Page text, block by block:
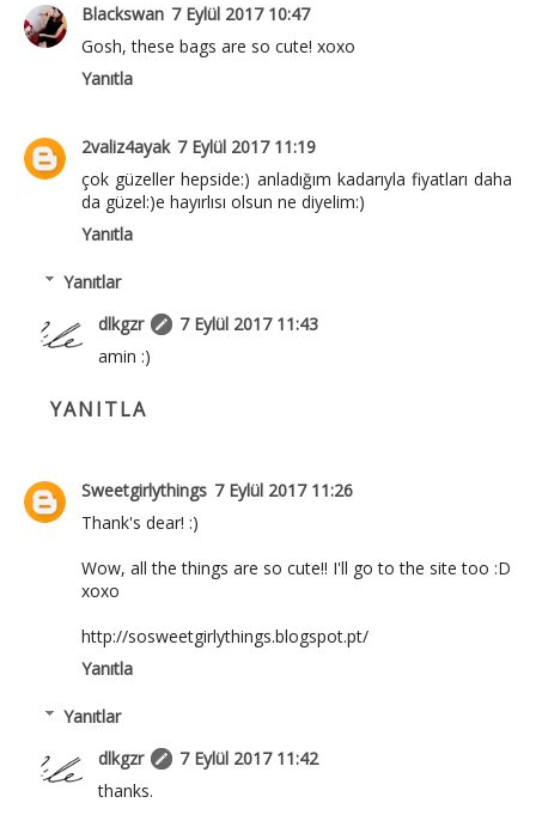
Blackswan 7 Eylül 2017 10:47
Gosh, these bags are so cute! xoxo
Yanıtla
2valiz4ayak 7 Eylül 2017 11:19
çok güzeller hepside:) anladığım kadarıyla fiyatları daha
da güzel:)e hayırlısı olsun ne diyelim:)
Yanıtla
Yanıtlar
dlkgzr
7 Eylül 2017 11:43
amin :)
YANITLA
Sweetgirlythings 7 Eylül 2017 11:26
Thank's dear! :)
Wow, all the things are so cute!! I'll go to the site too :D
xoxo
http://sosweetgirlythings.blogspot.pt/
Yanıtla
Yanıtlar
dlkgzr
7 Eylül 2017 11:42
thanks.